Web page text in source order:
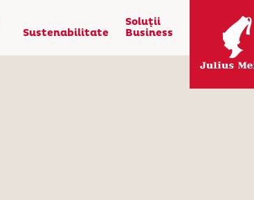
Sustenabilitate
Soluţii
Business